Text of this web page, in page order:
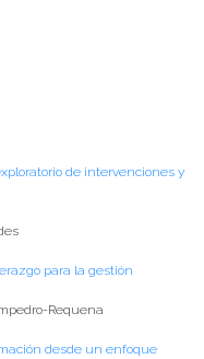
de intervenciones y
para la gestión
Requena
desde un enfoque